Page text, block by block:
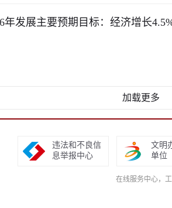
年发展主要预期目标：经济增长
加载更多
违法和不良信
息举报中心
文明
单位
在线服务中心，